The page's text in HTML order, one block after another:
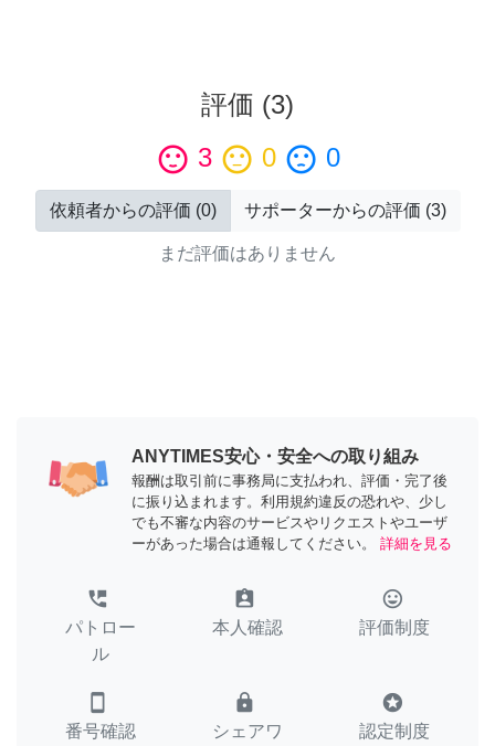
評価 (3)
sentiment_satisfied 3 sentiment_neutral 0 sentiment_dissatisfied 0
依頼者からの評価 (0) サポーターからの評価 (3)
まだ評価はありません
ANYTIMES安心・安全への取り組み
報酬は取引前に事務局に支払われ、評価・完了後
に振り込まれます。利用規約違反の恐れや、少し
でも不審な内容のサービスやリクエストやユーザ
ーがあった場合は通報してください。
詳細を見る
perm_phone_msg
パトロー
ル
assignment_ind
本人確認
tag_faces
評価制度
smartphone
番号確認
lock
シェアワ
stars
認定制度